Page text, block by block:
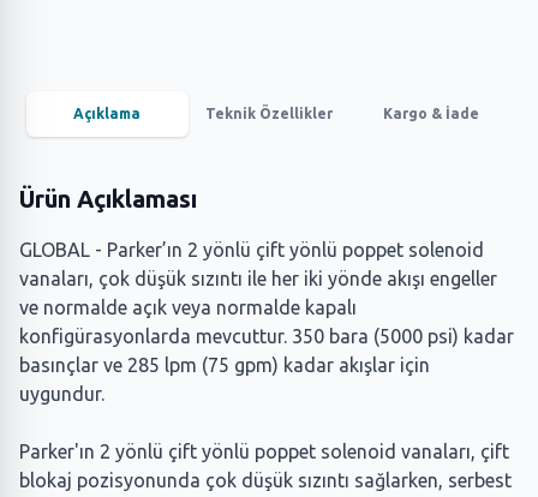
Açıklama Teknik Özellikler Kargo & İade
Ürün Açıklaması
GLOBAL - Parker’ın 2 yönlü çift yönlü poppet solenoid
vanaları, çok düşük sızıntı ile her iki yönde akışı engeller
ve normalde açık veya normalde kapalı
konfigürasyonlarda mevcuttur. 350 bara (5000 psi) kadar
basınçlar ve 285 lpm (75 gpm) kadar akışlar için
uygundur.
Parker'ın 2 yönlü çift yönlü poppet solenoid vanaları, çift
blokaj pozisyonunda çok düşük sızıntı sağlarken, serbest